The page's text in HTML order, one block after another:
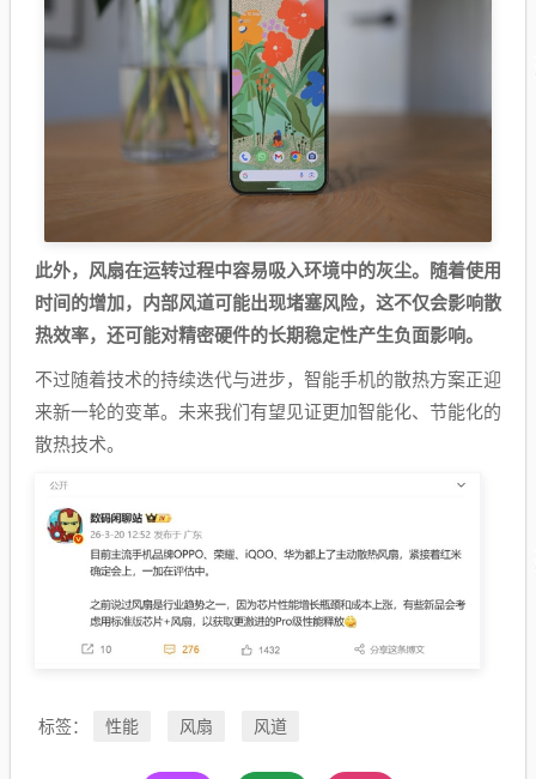
此外，风扇在运转过程中容易吸入环境中的灰尘。随着使用
时间的增加，内部风道可能出现堵塞风险，这不仅会影响散
热效率，还可能对精密硬件的长期稳定性产生负面影响。
不过随着技术的持续迭代与进步，智能手机的散热方案正迎
来新一轮的变革。未来我们有望见证更加智能化、节能化的
散热技术。
标签： 性能 风扇 风道